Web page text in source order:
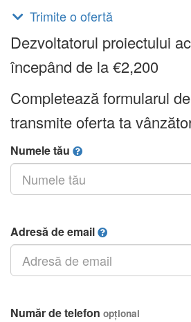
Trimite o ofertă
Dezvoltatorul proiectului
începând de la €2,200
Completează formularul
transmite oferta ta
Numele tău
Adresă de email
Număr de telefon opțional